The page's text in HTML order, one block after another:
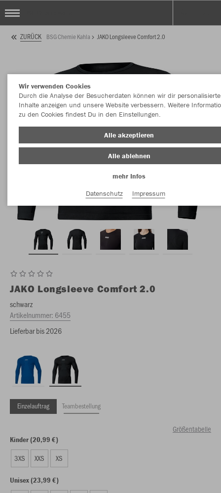
ZURÜCK BSG Chemie Kahla JAKO Longsleeve Comfort 2.0
JAKO Longsleeve Comfort 2.0
schwarz
Artikelnummer: 6455
Lieferbar bis 2026
Einzelauftrag Teambestellung
Größentabelle
Kinder (20,99 €)
3XS XXS XS
Unisex (23,99 €)
Wir verwenden Cookies
Durch die Analyse der Besucherdaten können wir dir personalisierte
Inhalte anzeigen und unsere Website verbessern. Weitere
zu den Cookies findest Du in den Einstellungen.
Alle akzeptieren
Alle ablehnen
mehr Infos
Datenschutz
Impressum